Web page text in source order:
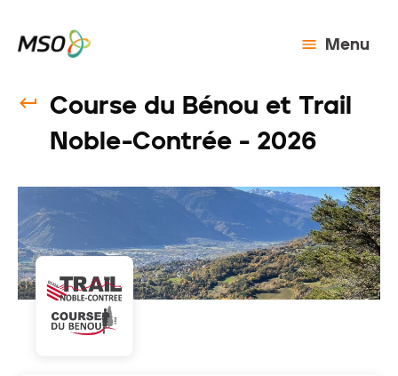
Menu
Course du Bénou et Trail
Noble-Contrée - 2026